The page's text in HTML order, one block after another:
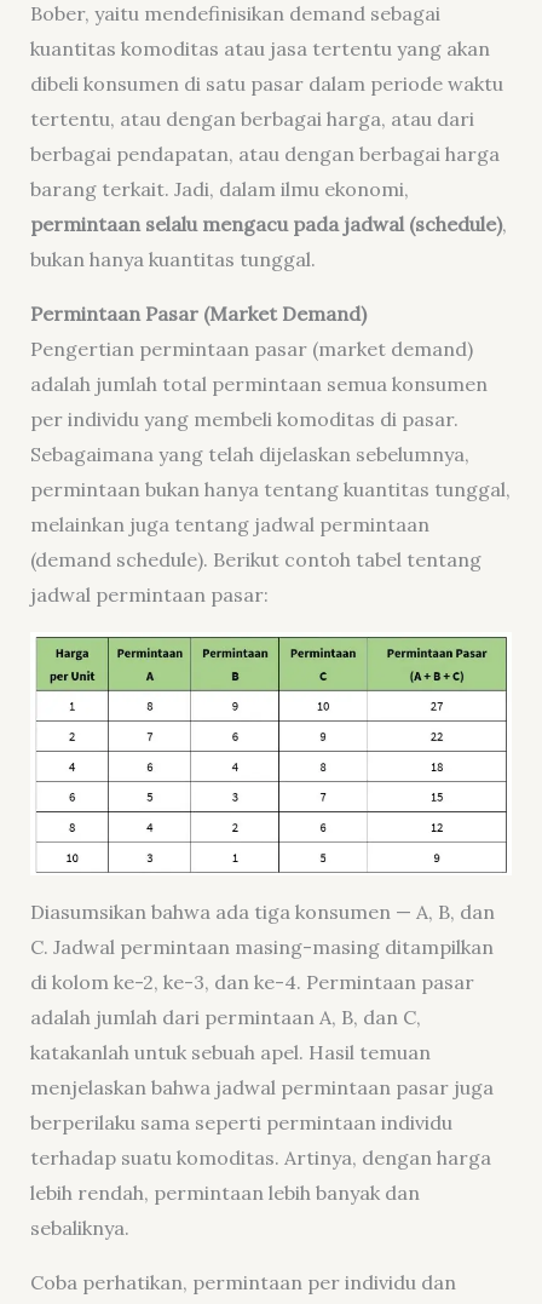
Bober, yaitu mendefinisikan demand sebagai
kuantitas komoditas atau jasa tertentu yang akan
dibeli konsumen di satu pasar dalam periode waktu
tertentu, atau dengan berbagai harga, atau dari
berbagai pendapatan, atau dengan berbagai harga
barang terkait. Jadi, dalam ilmu ekonomi,
permintaan selalu mengacu pada jadwal (schedule),
bukan hanya kuantitas tunggal.
Permintaan Pasar (Market Demand)
Pengertian permintaan pasar (market demand)
adalah jumlah total permintaan semua konsumen
per individu yang membeli komoditas di pasar.
Sebagaimana yang telah dijelaskan sebelumnya,
permintaan bukan hanya tentang kuantitas tunggal,
melainkan juga tentang jadwal permintaan
(demand schedule). Berikut contoh tabel tentang
jadwal permintaan pasar:
Diasumsikan bahwa ada tiga konsumen — A, B, dan
C. Jadwal permintaan masing-masing ditampilkan
di kolom ke-2, ke-3, dan ke-4. Permintaan pasar
adalah jumlah dari permintaan A, B, dan C,
katakanlah untuk sebuah apel. Hasil temuan
menjelaskan bahwa jadwal permintaan pasar juga
berperilaku sama seperti permintaan individu
terhadap suatu komoditas. Artinya, dengan harga
lebih rendah, permintaan lebih banyak dan
sebaliknya.
Coba perhatikan, permintaan per individu dan